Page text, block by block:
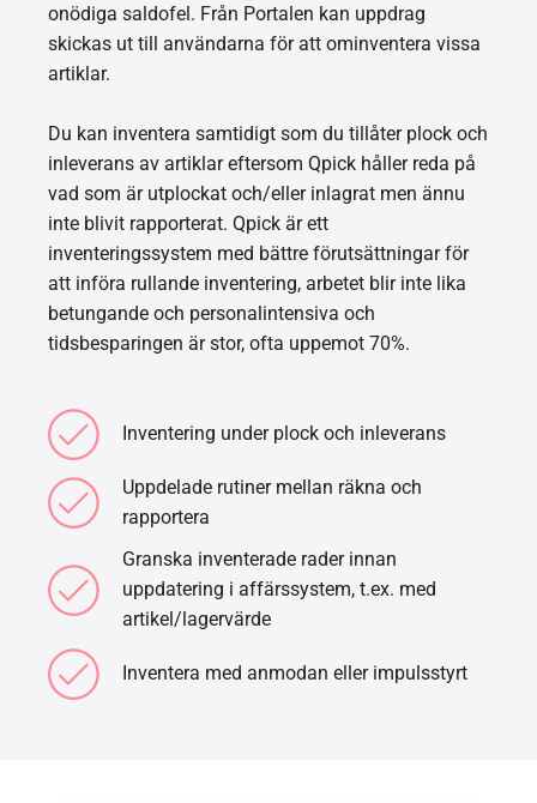
onödiga saldofel. Från Portalen kan uppdrag
skickas ut till användarna för att ominventera vissa
artiklar.
Du kan inventera samtidigt som du tillåter plock och
inleverans av artiklar eftersom Qpick håller reda på
vad som är utplockat och/eller inlagrat men ännu
inte blivit rapporterat. Qpick är ett
inventeringssystem med bättre förutsättningar för
att införa rullande inventering, arbetet blir inte lika
betungande och personalintensiva och
tidsbesparingen är stor, ofta uppemot 70%.
Inventering under plock och inleverans
Uppdelade rutiner mellan räkna och
rapportera
Granska inventerade rader innan
uppdatering i affärssystem, t.ex. med
artikel/lagervärde
Inventera med anmodan eller impulsstyrt